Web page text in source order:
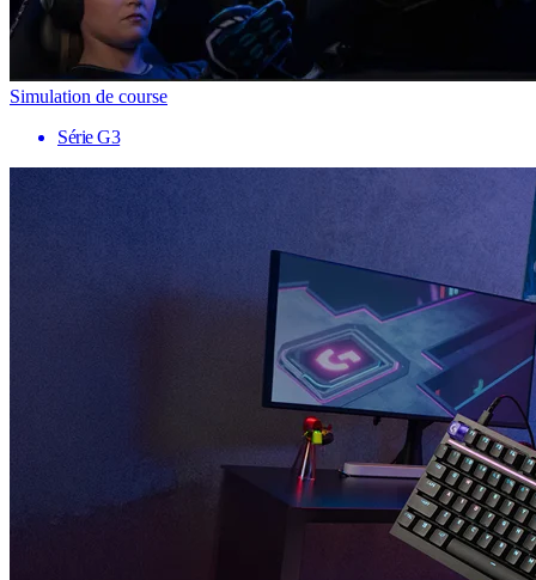
Simulation de course
Série G3